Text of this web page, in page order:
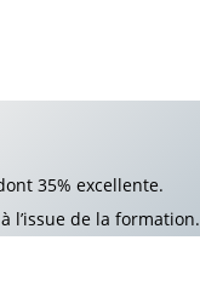
35% excellente.
l’issue de la formation.